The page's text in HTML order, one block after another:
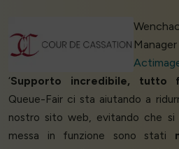
Manager
‘Supporto incredibile, tutto
Queue-Fair ci sta aiutando a
nostro sito web, evitando che si
messa in funzione sono stati